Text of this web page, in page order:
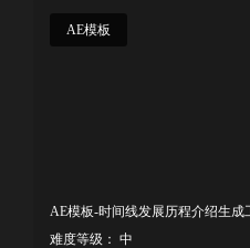
AE模板
难度等级： 中